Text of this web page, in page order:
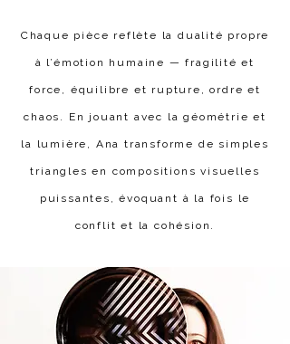
Chaque pièce reflète la dualité propre
à l’émotion humaine — fragilité et
force, équilibre et rupture, ordre et
chaos. En jouant avec la géométrie et
la lumière, Ana transforme de simples
triangles en compositions visuelles
puissantes, évoquant à la fois le
conflit et la cohésion.